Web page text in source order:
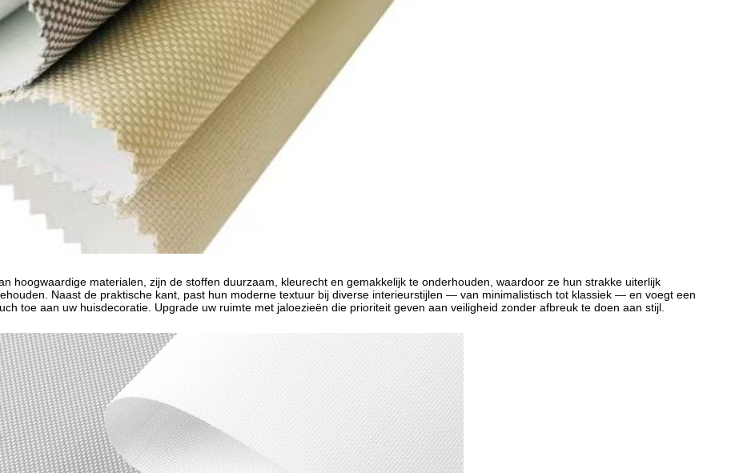
hoogwaardige materialen, zijn de stoffen duurzaam, kleurecht en gemakkelijk te onderhouden, waardoor ze hun strakke uiterlijk
Naast de praktische kant, past hun moderne textuur bij diverse interieurstijlen — van minimalistisch tot klassiek — en voegt een
toe aan uw huisdecoratie. Upgrade uw ruimte met jaloezieën die prioriteit geven aan veiligheid zonder afbreuk te doen aan stijl.